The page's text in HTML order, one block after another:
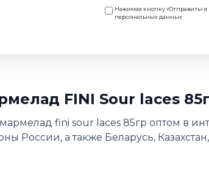
Нажимая кнопку «Отправить»
персональных данных
FINI Sour laces
fini sour laces 85гр оптом в
России, а также Беларусь,